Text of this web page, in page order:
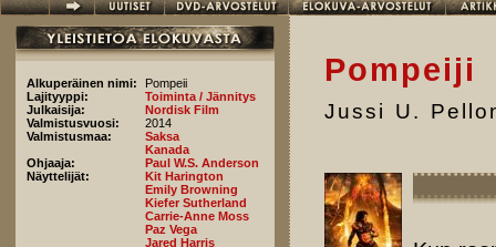
Alkuperäinen nimi:
Pompeii
Lajityyppi:
Toiminta / Jännitys
Julkaisija:
Nordisk Film
Valmistusvuosi:
2014
Valmistusmaa:
Saksa
Kanada
Ohjaaja:
Paul W.S. Anderson
Näyttelijät:
Kit Harington
Emily Browning
Kiefer Sutherland
Carrie-Anne Moss
Paz Vega
Jared Harris
Pompeiji
Jussi U.